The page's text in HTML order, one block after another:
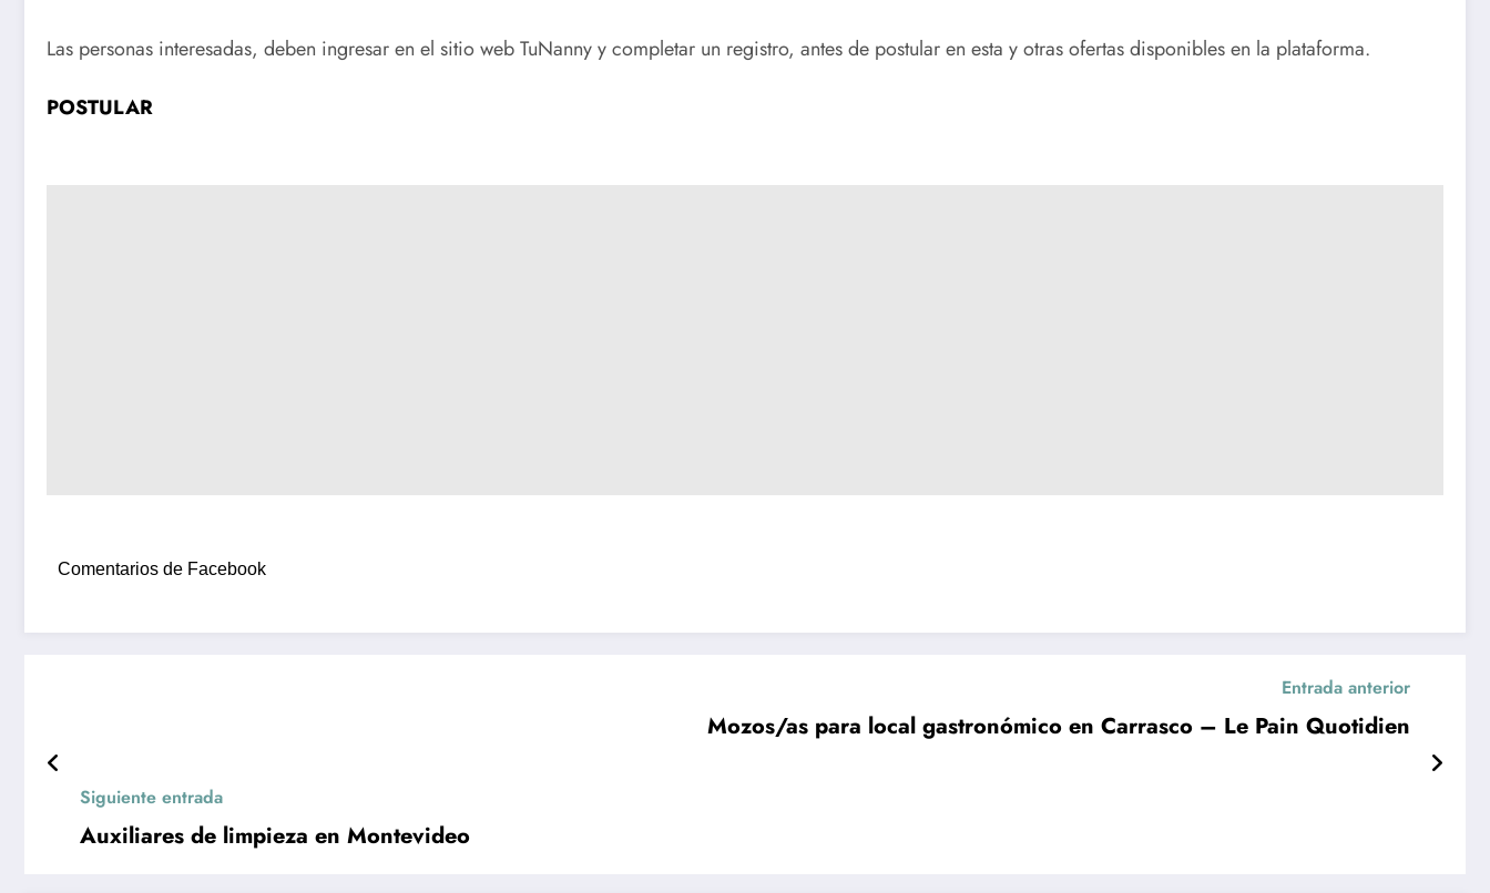
Las personas interesadas, deben ingresar en el sitio web TuNanny y completar un registro, antes de postular en esta y otras ofertas disponibles en la plataforma.
POSTULAR
Comentarios de Facebook
Entrada anterior
Mozos/as para local gastronómico en Carrasco – Le Pain Quotidien
Siguiente entrada
Auxiliares de limpieza en Montevideo